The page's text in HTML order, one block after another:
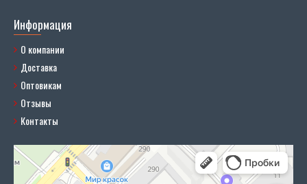
Информация
О компании
Доставка
Оптовикам
Отзывы
Контакты